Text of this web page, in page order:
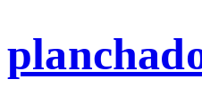
Saltar
contenido